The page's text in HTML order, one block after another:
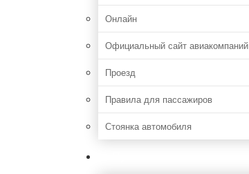
Онлайн
Официальный сайт авиакомпаний
Проезд
Правила для пассажиров
Стоянка автомобиля